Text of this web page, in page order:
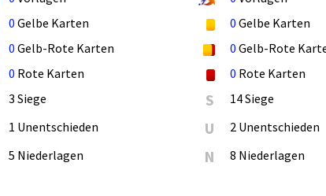
0 Gelbe Karten
0 Gelb-Rote Karten
0 Rote Karten
3 Siege
1 Unentschieden
5 Niederlagen
0 Gelbe Karten
0 Gelb-Rote
0 Rote Karten
S 14 Siege
U 2 Unentschieden
N 8 Niederlagen